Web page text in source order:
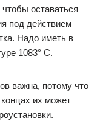
оставаться
под действием
Надо иметь в
1083° С.
важна, потому что
их может